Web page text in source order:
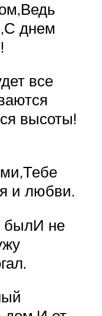
днем
все
высоты!
и любви.
былИ не